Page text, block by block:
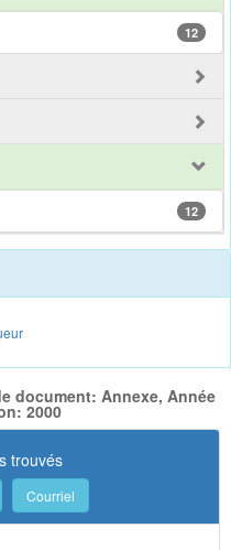
12
12
document: Annexe, Année
2000
trouvés
Courriel